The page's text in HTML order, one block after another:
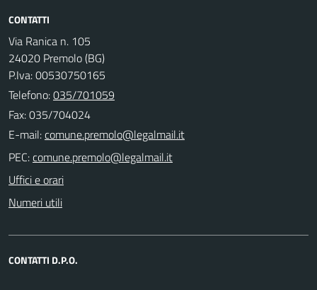
CONTATTI
Via Ranica n. 105
24020 Premolo (BG)
P.Iva: 00530750165
Telefono:035/701059
Fax: 035/704024
E-mail:
PEC:
Uffici e orari
Numeri utili
CONTATTI D.P.O.